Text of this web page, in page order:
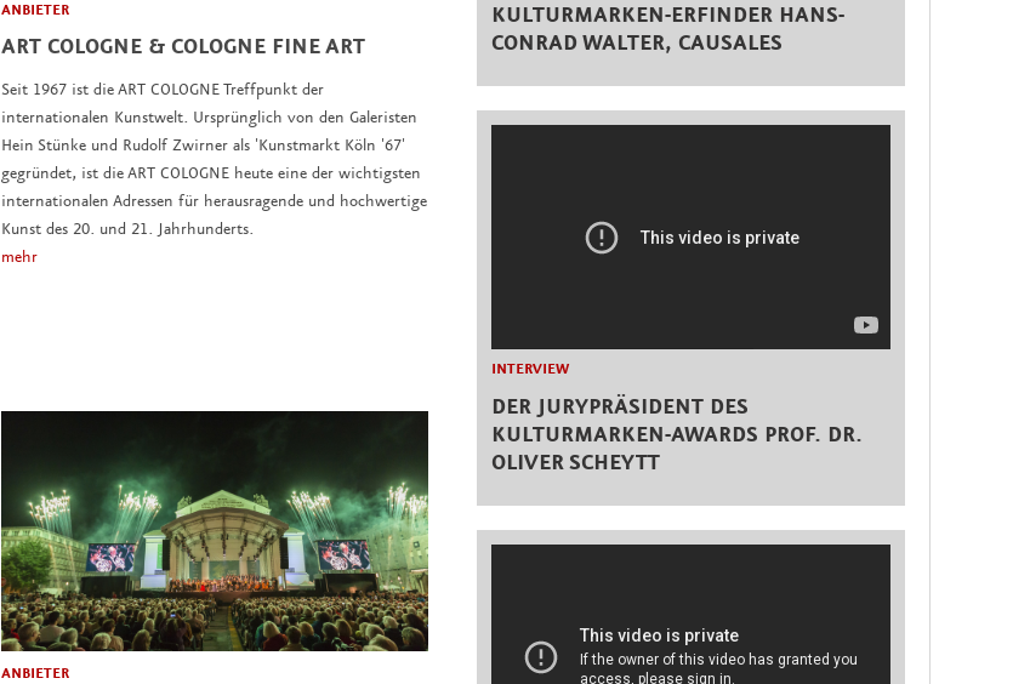
ANBIETER
ART COLOGNE & COLOGNE FINE ART
Seit 1967 ist die ART COLOGNE Treffpunkt der
internationalen Kunstwelt. Ursprünglich von den Galeristen
Hein Stünke und Rudolf Zwirner als 'Kunstmarkt Köln '67'
gegründet, ist die ART COLOGNE heute eine der wichtigsten
internationalen Adressen für herausragende und hochwertige
Kunst des 20. und 21. Jahrhunderts.
mehr
ANBIETER
KULTURMARKEN-ERFINDER HANS-
CONRAD WALTER, CAUSALES
INTERVIEW
DER JURYPRÄSIDENT DES
KULTURMARKEN-AWARDS PROF. DR.
OLIVER SCHEYTT